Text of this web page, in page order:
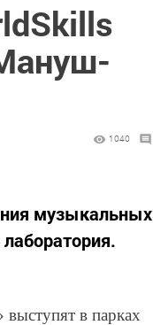
1040
музыкальных
в парках